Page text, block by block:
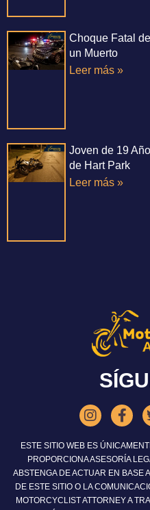
Choque Fatal
un Muerto
Leer más »
Joven de 19
de Hart Park
Leer más »
ESTE SITIO WEB ES
PROPORCIONA ASESORÍA
ABSTENGA DE ACTUAR EN BASE
DE ESTE SITIO O LA
MOTORCYCLIST ATTORNEY A